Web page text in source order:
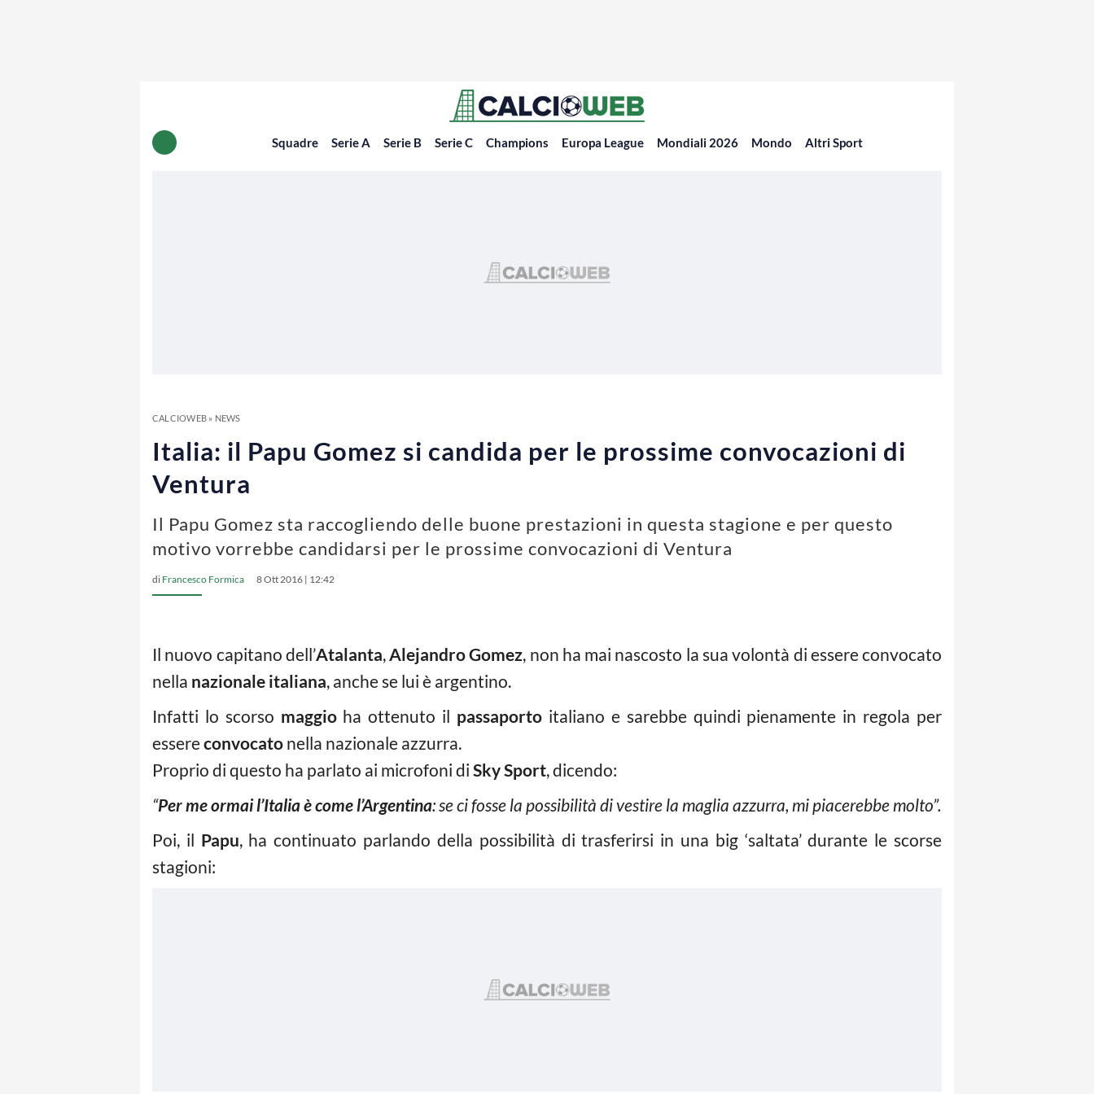
Squadre Serie A Serie B Serie C Champions Europa League Mondiali 2026 Mondo Altri Sport
CALCIOWEB» NEWS
Italia: il Papu Gomez si candida per le prossime convocazioni di
Ventura
Il Papu Gomez sta raccogliendo delle buone prestazioni in questa stagione e per questo
motivo vorrebbe candidarsi per le prossime convocazioni di Ventura
di Francesco Formica 8 Ott 2016 | 12:42
Il nuovo capitano dell’Atalanta,Alejandro Gomez, non ha mai nascosto la sua volontà di essere convocato
nella nazionale italiana, anche se lui è argentino.
Infatti lo scorso maggioha ottenuto il passaporto italiano e sarebbe quindi pienamente in regola per
essereconvocato nella nazionale azzurra.
Proprio di questo ha parlato ai microfoni di Sky Sport, dicendo:
“Per me ormai l’Italia è come l’Argentina: se ci fosse la possibilità di vestire la maglia azzurra, mi piacerebbe molto”.
Poi, il Papu, ha continuato parlando della possibilità di trasferirsi in una big ‘saltata’ durante le scorse
stagioni: